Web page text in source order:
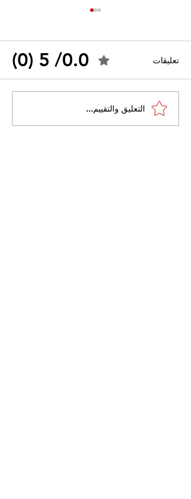
القضاء الإداري يقضي بحل
نقابة "كنابست"
تعليقات 0.0/ 5 (0)
التعليق والتقييم...